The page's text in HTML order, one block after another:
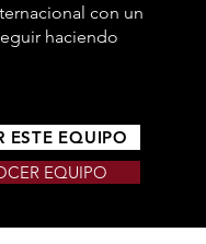
con un
haciendo
ESTE EQUIPO
EQUIPO